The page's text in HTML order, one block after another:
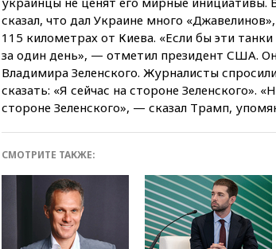
сказал, что дал Украине много
115 километрах от Киева. «Если бы эти
за один день», — отметил президент США.
Владимира Зеленского. Журналисты
сказать: «Я сейчас на стороне Зеленского».
стороне Зеленского», — сказал Трамп,
СМОТРИТЕ ТАКЖЕ: